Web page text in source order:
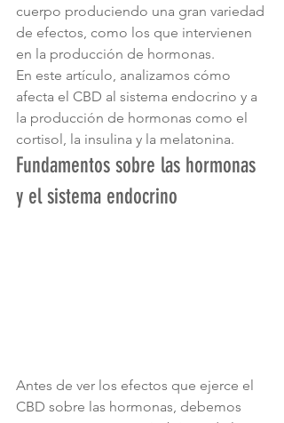
cuerpo produciendo una gran variedad
de efectos, como los que intervienen
en la producción de hormonas.
En este artículo, analizamos cómo
afecta el CBD al sistema endocrino y a
la producción de hormonas como el
cortisol, la insulina y la melatonina.
Fundamentos sobre las hormonas
y el sistema endocrino
Antes de ver los efectos que ejerce el
CBD sobre las hormonas, debemos